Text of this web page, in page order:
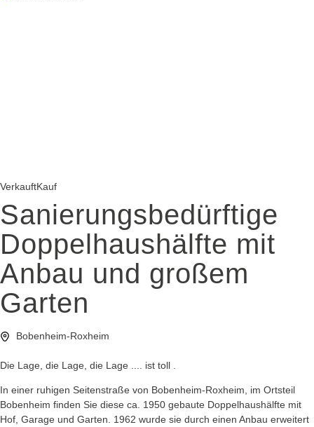
VerkauftKauf
Sanierungsbedürftige
Doppelhaushälfte mit
Anbau und großem
Garten
Bobenheim-Roxheim
Die Lage, die Lage, die Lage .... ist toll .
In einer ruhigen Seitenstraße von Bobenheim-Roxheim, im Ortsteil
Bobenheim finden Sie diese ca. 1950 gebaute Doppelhaushälfte mit
Hof, Garage und Garten. 1962 wurde sie durch einen Anbau erweitert